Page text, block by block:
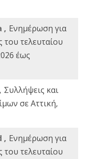
, Ενημέρωση για
του τελευταίου
έως
Συλλήψεις και
σε Αττική,
, Ενημέρωση για
του τελευταίου